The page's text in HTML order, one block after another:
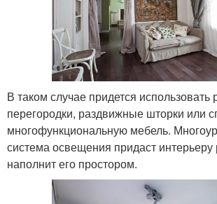
В таком случае придется использовать
перегородки, раздвижные шторки или
многофункциональную мебель.
система освещения придаст интерьеру
наполнит его простором.